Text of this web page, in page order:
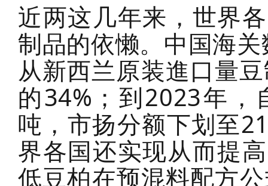
近两这几年来，世界
制品的依懒。中国海
从新西兰原装進口量
的34%；到2023年
吨，市扬分额下划至
界各国还实现从而提
低豆柏在预混料配方